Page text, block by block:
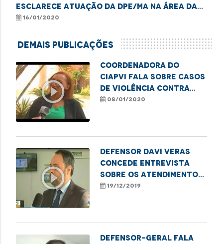
esclarece atuação da DPE/MA na área da
saúde
16/01/2020
Demais Publicações
play_circle_outline
Coordenadora do
CIAPVI fala sobre casos
de violência contra
idosos
08/01/2020
play_circle_outline
Defensor Davi Veras
concede entrevista
sobre os atendimentos
no Núcleo do Itaqui-
19/12/2019
Defensor-geral fala